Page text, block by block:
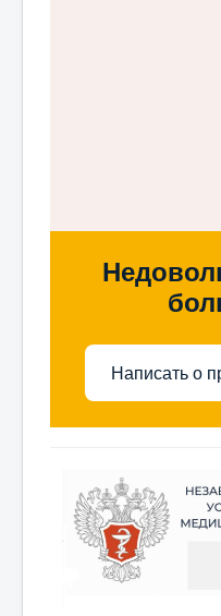
Написать о